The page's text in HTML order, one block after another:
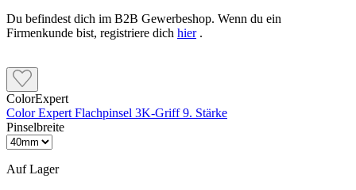
Du befindest dich im B2B Gewerbeshop. Wenn du ein
Firmenkunde bist, registriere dich hier.
ColorExpert
Color Expert Flachpinsel 3K-Griff 9. Stärke
Pinselbreite
Auf Lager